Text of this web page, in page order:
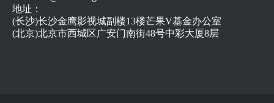
地址：
(长沙)长沙金鹰影视城副楼13楼芒果V基金办公室
(北京)北京市西城区广安门南街48号中彩大厦8层